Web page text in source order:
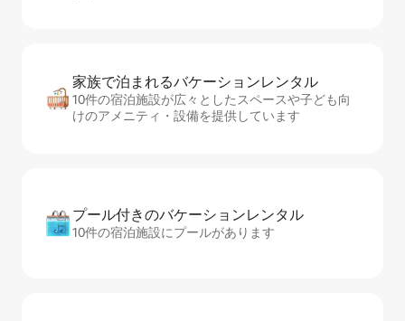
家族で泊まれるバ⁠ケ⁠ー⁠シ⁠ョ⁠ンレ⁠ン⁠タ⁠ル
10件の宿泊施設が広々としたスペースや子ども向
けのアメニティ・設備を提供しています
プール付きのバ⁠ケ⁠ー⁠シ⁠ョ⁠ンレ⁠ン⁠タ⁠ル
10件の宿泊施設にプールがあります